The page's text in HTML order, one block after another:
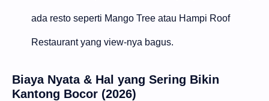
ada resto seperti Mango Tree atau Hampi Roof
Restaurant yang view-nya bagus.
Biaya Nyata & Hal yang Sering Bikin
Kantong Bocor (2026)